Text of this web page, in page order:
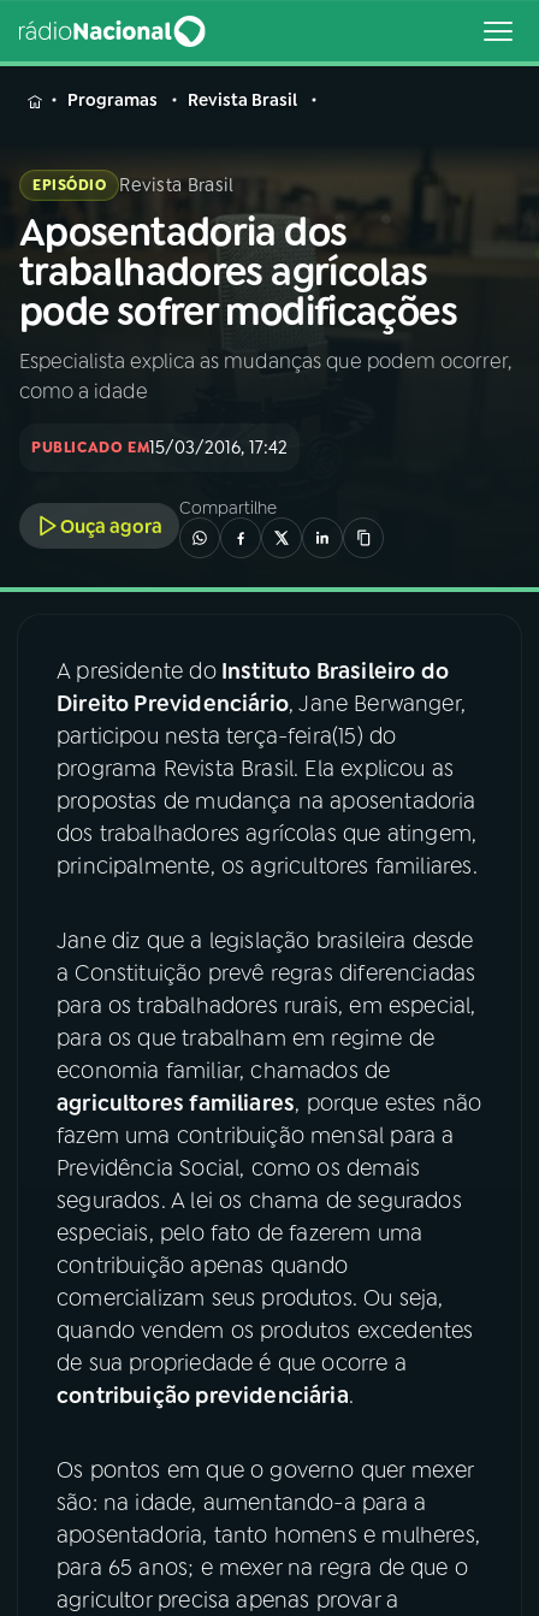
MENU
Buscar
na
Rádio
Nacional
Buscar
AO VIVO
INÍCIO
A RÁDIO
03PROGRAMAÇÃO
04PROGRAMAS
PODCASTS
06 VIDEOCASTS
FESTIVAL DE MÚSICA
ACOMPANHE A RÁDIO NACIONAL
TikTok
Programas Revista Brasil
EPISÓDIO Revista Brasil
Aposentadoria dos
trabalhadores agrícolas
pode sofrer modificações
Especialista explica as mudanças que podem ocorrer,
como a idade
PUBLICADO EM15/03/2016, 17:42
Ouça agora
Compartilhe
A presidente doInstituto Brasileiro do
Direito Previdenciário, Jane Berwanger,
participou nesta terça-feira(15) do
programa Revista Brasil. Ela explicou as
propostas de mudança na aposentadoria
dos trabalhadores agrícolas que atingem,
principalmente, os agricultores familiares.
Jane diz que a legislação brasileira desde
a Constituição prevê regras diferenciadas
para os trabalhadores rurais, em especial,
para os que trabalham em regime de
economia familiar, chamados de
agricultores familiares, porque estes não
fazem uma contribuição mensal para a
Previdência Social, como os demais
segurados. A lei os chama de segurados
especiais, pelo fato de fazerem uma
contribuição apenas quando
comercializam seus produtos. Ou seja,
quando vendem os produtos excedentes
de sua propriedade é que ocorre a
contribuição previdenciária.
Os pontos em que o governo quer mexer
são: na idade, aumentando-a para a
aposentadoria, tanto homens e mulheres,
para 65 anos; e mexer na regra de que o
agricultor precisa apenas provar a